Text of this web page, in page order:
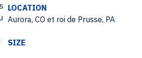
LOCATION
Aurora, CO et roi de Prusse, PA
SIZE